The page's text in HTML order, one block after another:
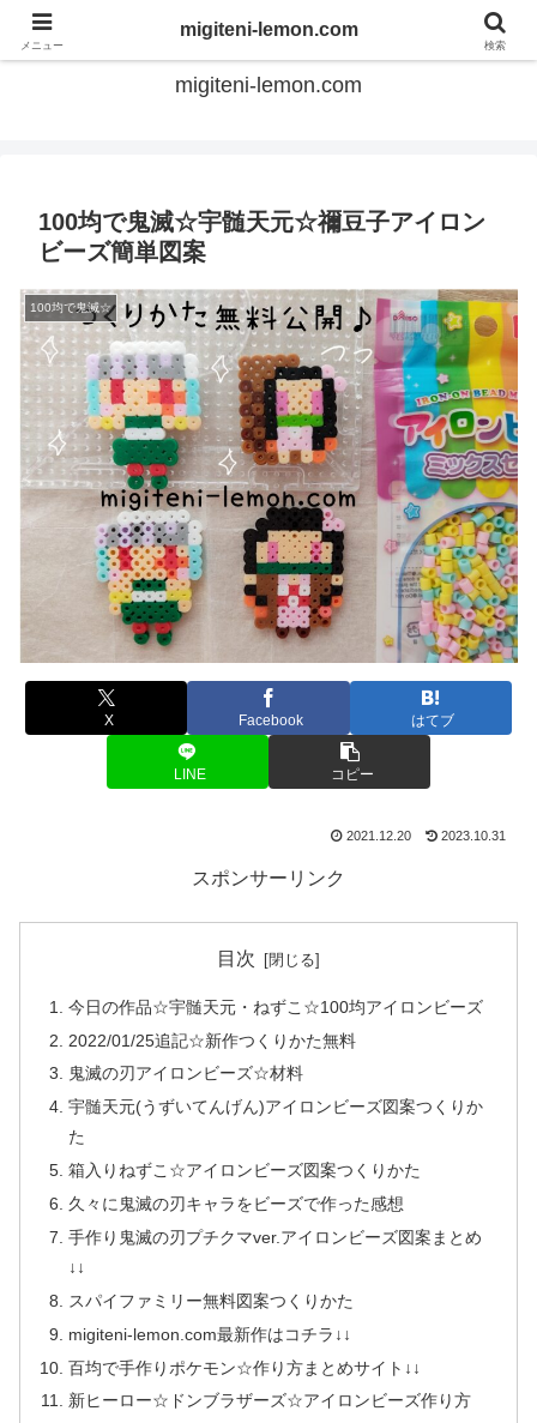
てのひらアイロンビーズ
migiteni-lemon.com
100均で鬼滅☆宇髄天元☆禰豆子アイロン
ビーズ簡単図案
100均で鬼滅☆
X Facebook はてブ
LINE コピー
2021.12.20 2023.10.31
スポンサーリンク
目次
今日の作品☆宇髄天元・ねずこ☆100均アイロンビーズ
2022/01/25追記☆新作つくりかた無料
鬼滅の刃アイロンビーズ☆材料
宇髄天元(うずいてんげん)アイロンビーズ図案つくりか
た
箱入りねずこ☆アイロンビーズ図案つくりかた
久々に鬼滅の刃キャラをビーズで作った感想
手作り鬼滅の刃プチクマver.アイロンビーズ図案まとめ
↓↓
スパイファミリー無料図案つくりかた
migiteni-lemon.com最新作はコチラ↓↓
百均で手作りポケモン☆作り方まとめサイト↓↓
新ヒーロー☆ドンブラザーズ☆アイロンビーズ作り方
メニュー
migiteni-lemon.com
検索